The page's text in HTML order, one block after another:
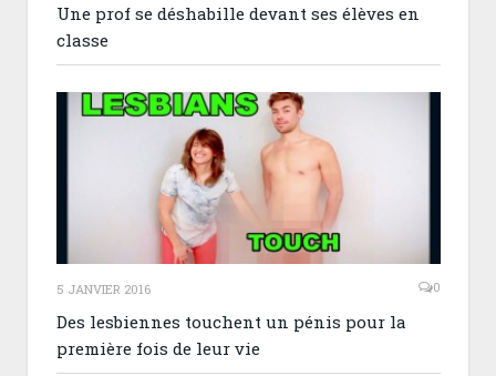
Une prof se déshabille devant ses élèves en
classe
5 JANVIER 2016 0
Des lesbiennes touchent un pénis pour la
première fois de leur vie